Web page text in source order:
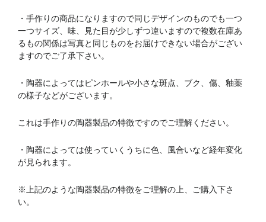
・手作りの商品になりますので同じデザインのものでも一つ
一つサイズ、味、見た目が少しずつ違いますので複数在庫あ
るもの関係は写真と同じものをお届けできない場合がござい
ますのでご了承下さい。
・陶器によってはピンホールや小さな斑点、ブク、傷、釉薬
の様子などがございます。
これは手作りの陶器製品の特徴ですのでご理解ください。
・陶器によっては使っていくうちに色、風合いなど経年変化
が見られます。
※上記のような陶器製品の特徴をご理解の上、ご購入下さ
い。